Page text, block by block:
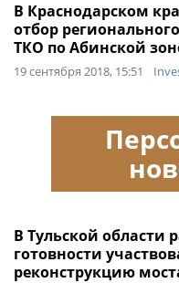
В Краснодарском
отбор
ТКО по Абинской
19 сентября 2018, 15:51
В Тульской области
готовности
реконструкцию